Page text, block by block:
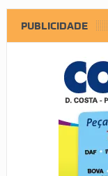
PUBLICIDADE